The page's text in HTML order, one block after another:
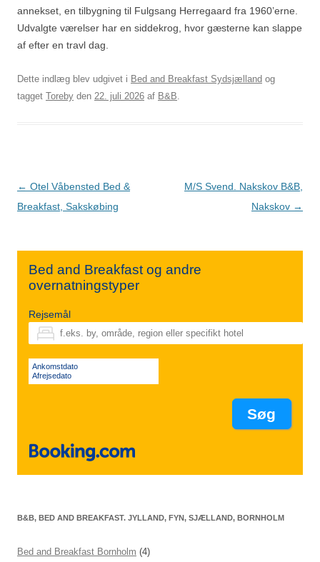
annekset, en tilbygning til Fulgsang Herregaard fra 1960’erne.
Udvalgte værelser har en siddekrog, hvor gæsterne kan slappe
af efter en travl dag.
Dette indlæg blev udgivet i Bed and Breakfast Sydsjælland og
tagget Toreby den 22. juli 2026 af B&B
Indlægsnavigation
← Otel Våbensted Bed &
Breakfast, Sakskøbing
M/S Svend. Nakskov B&B,
Nakskov →
Bed and Breakfast og andre
overnatningstyper
Rejsemål
Ankomstdato
Afrejsedato
B&B, BED AND BREAKFAST. JYLLAND, FYN, SJÆLLAND, BORNHOLM
Bed and Breakfast Bornholm (4)